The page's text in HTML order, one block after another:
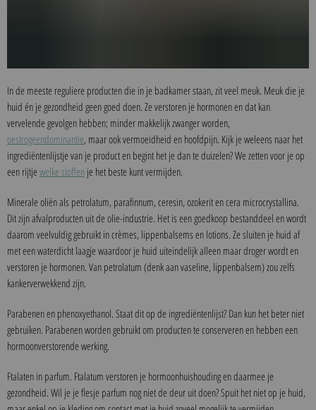
In de meeste reguliere producten die in je badkamer staan, zit veel meuk. Meuk die je
huid én je gezondheid geen goed doen. Ze verstoren je hormonen en dat kan
vervelende gevolgen hebben; minder makkelijk zwanger worden,
oestrogeendominantie, maar ook vermoeidheid en hoofdpijn. Kijk je weleens naar het
ingrediëntenlijstje van je product en begint het je dan te duizelen? We zetten voor je op
een rijtje welke stoffen je het beste kunt vermijden.
Minerale oliën als petrolatum, parafinnum, ceresin, ozokerit en cera microcrystallina.
Dit zijn afvalproducten uit de olie-industrie. Het is een goedkoop bestanddeel en wordt
daarom veelvuldig gebruikt in crèmes, lippenbalsems en lotions. Ze sluiten je huid af
met een waterdicht laagje waardoor je huid uiteindelijk alleen maar droger wordt en
verstoren je hormonen. Van petrolatum (denk aan vaseline, lippenbalsem) zou zelfs
kankerverwekkend zijn.
Parabenen en phenoxyethanol. Staat dit op de ingrediëntenlijst? Dan kun het beter niet
gebruiken. Parabenen worden gebruikt om producten te conserveren en hebben een
hormoonverstorende werking.
Ftalaten in parfum. Ftalatum verstoren je hormoonhuishouding en daarmee je
gezondheid. Wil je je flesje parfum nog niet de deur uit doen? Spuit het niet op je huid,